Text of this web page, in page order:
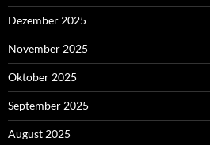
Dezember 2025
November 2025
Oktober 2025
September 2025
August 2025